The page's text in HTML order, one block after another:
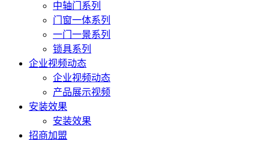
中轴门系列
门窗一体系列
一门一景系列
锁具系列
企业视频动态
企业视频动态
产品展示视频
安装效果
安装效果
招商加盟